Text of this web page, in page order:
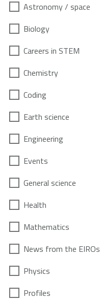
Astronomy / space
Biology
Careers in STEM
Chemistry
Coding
Earth science
Engineering
Events
General science
Health
Mathematics
News from the EIROs
Physics
Profiles